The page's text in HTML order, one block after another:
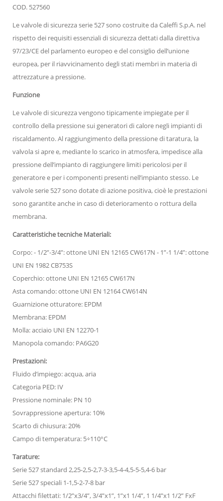
COD. 527560
Le valvole di sicurezza serie 527 sono costruite da Caleffi S.p.A. nel
rispetto dei requisiti essenziali di sicurezza dettati dalla direttiva
97/23/CE del parlamento europeo e del consiglio dell’unione
europea, per il riavvicinamento degli stati membri in materia di
attrezzature a pressione.
Funzione
Le valvole di sicurezza vengono tipicamente impiegate per il
controllo della pressione sui generatori di calore negli impianti di
riscaldamento. Al raggiungimento della pressione di taratura, la
valvola si apre e, mediante lo scarico in atmosfera, impedisce alla
pressione dell’impianto di raggiungere limiti pericolosi per il
generatore e per i componenti presenti nell’impianto stesso. Le
valvole serie 527 sono dotate di azione positiva, cioè le prestazioni
sono garantite anche in caso di deterioramento o rottura della
membrana.
Caratteristiche tecniche Materiali:
Corpo: - 1/2”-3/4”: ottone UNI EN 12165 CW617N - 1”-1 1/4”: ottone
UNI EN 1982 CB753S
Coperchio: ottone UNI EN 12165 CW617N
Asta comando: ottone UNI EN 12164 CW614N
Guarnizione otturatore: EPDM
Membrana: EPDM
Molla: acciaio UNI EN 12270-1
Manopola comando: PA6G20
Prestazioni:
Fluido d’impiego: acqua, aria
Categoria PED: IV
Pressione nominale: PN 10
Sovrappressione apertura: 10%
Scarto di chiusura: 20%
Campo di temperatura: 5÷110°C
Tarature:
Serie 527 standard 2,25-2,5-2,7-3-3,5-4-4,5-5-5,4-6 bar
Serie 527 speciali 1-1,5-2-7-8 bar
Attacchi filettati: 1/2”x3/4”, 3/4”x1”, 1”x1 1/4”, 1 1/4”x1 1/2” FxF